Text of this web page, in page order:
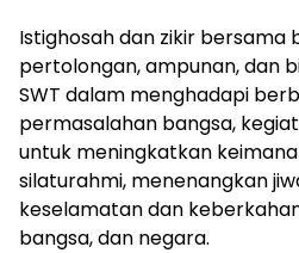
Istighosah dan zikir bersama
pertolongan, ampunan, dan
SWT dalam menghadapi
permasalahan bangsa,
untuk meningkatkan
silaturahmi, menenangkan
keselamatan dan
bangsa, dan negara.